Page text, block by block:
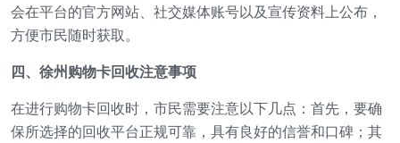
会在平台的官方网站、社交媒体账号以及宣传资料上公布，
方便市民随时获取。
四、徐州购物卡回收注意事项
在进行购物卡回收时，市民需要注意以下几点：首先，要确
保所选择的回收平台正规可靠，具有良好的信誉和口碑；其